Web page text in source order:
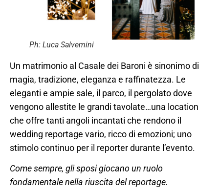
Ph: Luca Salvemini
Un matrimonio al Casale dei Baroni è sinonimo di
magia, tradizione, eleganza e raffinatezza. Le
eleganti e ampie sale, il parco, il pergolato dove
vengono allestite le grandi tavolate…una location
che offre tanti angoli incantati che rendono il
wedding reportage vario, ricco di emozioni; uno
stimolo continuo per il reporter durante l’evento.
Come sempre, gli sposi giocano un ruolo
fondamentale nella riuscita del reportage.